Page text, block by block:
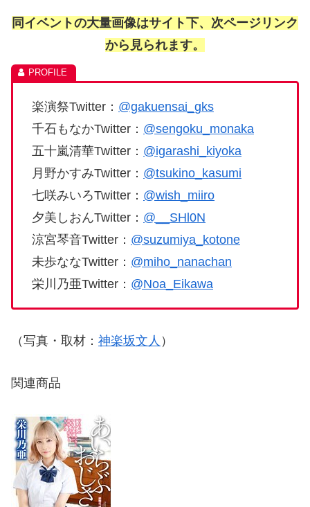
同イベントの大量画像はサイト下、次ページリンク
から見られます。
楽演祭Twitter： @gakuensai_gks
千石もなかTwitter： @sengoku_monaka
五十嵐清華Twitter： @igarashi_kiyoka
月野かすみTwitter： @tsukino_kasumi
七咲みいろTwitter： @wish_miiro
夕美しおんTwitter： @__SHl0N
涼宮琴音Twitter： @suzumiya_kotone
未歩ななTwitter： @miho_nanachan
栄川乃亜Twitter： @Noa_Eikawa
（写真・取材： 神楽坂文人 ）
関連商品